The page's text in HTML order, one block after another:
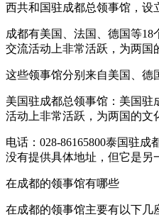
西共和国驻成都总领事馆，设
成都有美国、法国、德国等
交流活动上非常活跃，为两国
这些领事馆分别来自美国、德
美国驻成都总领事馆：美国
活动上非常活跃，为两国的文
电话：028-86165800泰国驻
没有提供具体地址，但它是另
在成都的领事馆有哪些
在成都的领事馆主要有以下几